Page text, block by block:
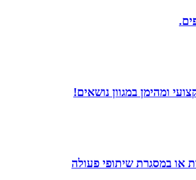
ומהימן במגוון נושאים!
או במסגרת שיתופי פעולה